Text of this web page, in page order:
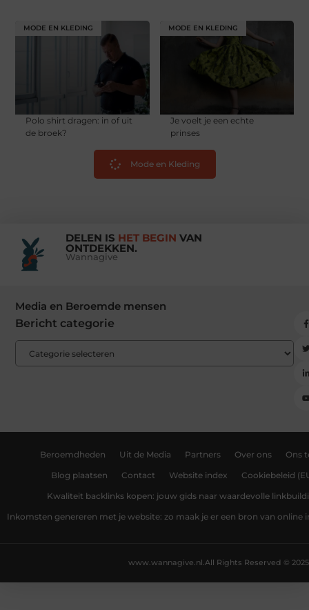
MODE EN KLEDING
Polo shirt dragen: in of uit
de broek?
MODE EN KLEDING
Je voelt je een echte
prinses
Mode en Kleding
DELEN IS HET BEGIN VAN
ONTDEKKEN.
Wannagive
Media en Beroemde mensen
Bericht categorie
Beroemdheden Uit de Media Partners Over ons Ons
Blog plaatsen Contact Website index Cookiebeleid
Kwaliteit backlinks kopen: jouw gids naar waardevolle
Inkomsten genereren met je website: zo maak je er een bron van online
All Rights Reserved © 2025
www.wannagive.nl.